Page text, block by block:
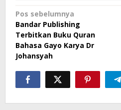
Navigasi
pos
Pos sebelumnya
Bandar Publishing
Terbitkan Buku Quran
Bahasa Gayo Karya Dr
Johansyah